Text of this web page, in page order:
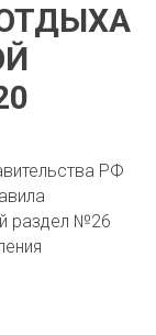
РФ
раздел №26